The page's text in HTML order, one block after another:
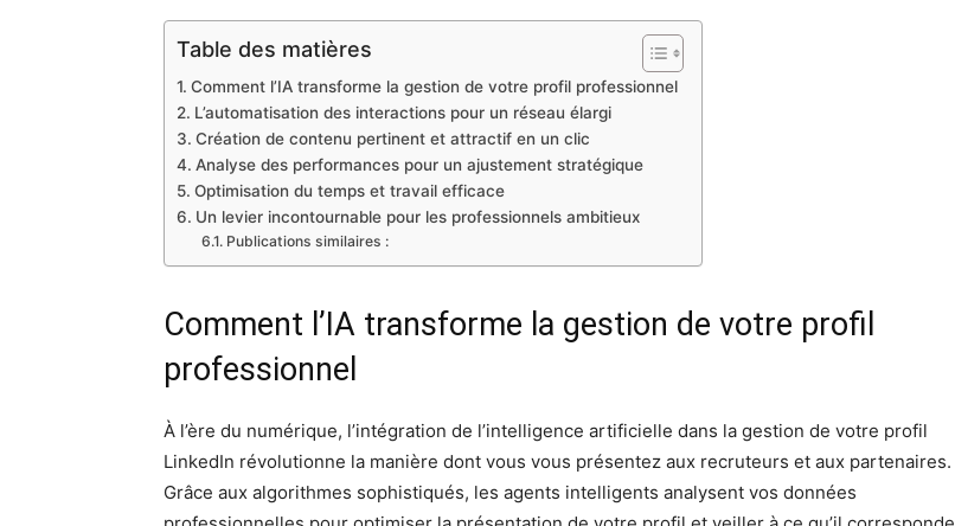
Table des matières
Comment l’IA transforme la gestion de votre profil professionnel
L’automatisation des interactions pour un réseau élargi
Création de contenu pertinent et attractif en un clic
Analyse des performances pour un ajustement stratégique
Optimisation du temps et travail efficace
Un levier incontournable pour les professionnels ambitieux
Publications similaires :
Comment l’IA transforme la gestion de votre profil
professionnel
À l’ère du numérique, l’intégration de l’intelligence artificielle dans la gestion de votre profil
LinkedIn révolutionne la manière dont vous vous présentez aux recruteurs et aux partenaires.
Grâce aux algorithmes sophistiqués, les agents intelligents analysent vos données